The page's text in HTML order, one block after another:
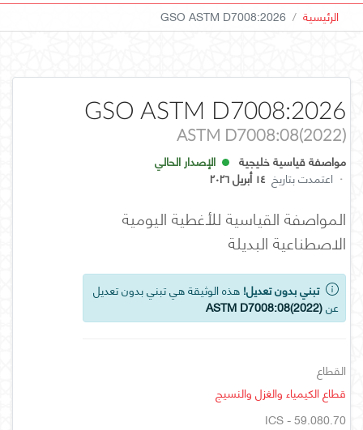
الرئيسية GSO ASTM D7008:2026
GSO ASTM D7008:2026
ASTM D7008:08(2022)
مواصفة قياسية خليجية
الإصدار الحالي
· اعتمدت بتاريخ ١٤ أبريل ٢٠٢٦
المواصفة القياسية للأغطية اليومية
الاصطناعية البديلة
تبني بدون تعديل! هذه الوثيقة هي تبني بدون تعديل
عنASTM D7008:08(2022)
القطاع
قطاع الكيمياء والغزل والنسيج
ICS - 59.080.70